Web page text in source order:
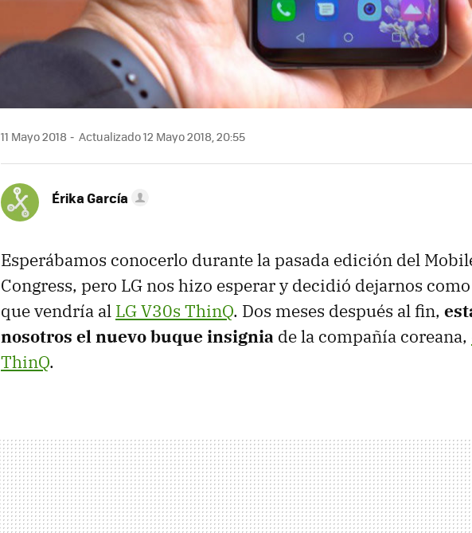
11 Mayo 2018 Actualizado 12 Mayo 2018, 20:55
Érika García
Esperábamos conocerlo durante la pasada edición del
Congress, pero LG nos hizo esperar y decidió dejarnos
que vendría al LG V30s ThinQ. Dos meses después al fin,
nosotros el nuevo buque insignia de la compañía coreana,
ThinQ.